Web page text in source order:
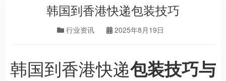
韩国到香港快递包装技巧
行业资讯 2025年8月19日
韩国到香港快递包装技巧与